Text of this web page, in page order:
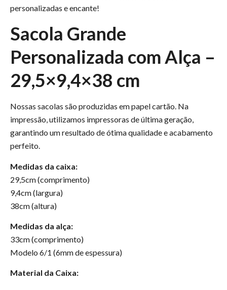
personalizadas e encante!
Sacola Grande
Personalizada com Alça –
29,5×9,4×38 cm
Nossas sacolas são produzidas em papel cartão. Na
impressão, utilizamos impressoras de última geração,
garantindo um resultado de ótima qualidade e acabamento
perfeito.
Medidas da caixa:
29,5cm (comprimento)
9,4cm (largura)
38cm (altura)
Medidas da alça:
33cm (comprimento)
Modelo 6/1 (6mm de espessura)
Material da Caixa: